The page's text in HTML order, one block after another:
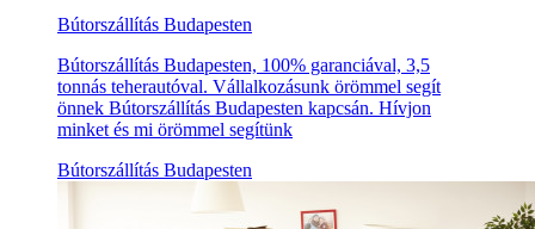
Bútorszállítás Budapesten
Bútorszállítás Budapesten, 100% garanciával, 3,5
tonnás teherautóval. Vállalkozásunk örömmel segít
önnek Bútorszállítás Budapesten kapcsán. Hívjon
minket és mi örömmel segítünk
Bútorszállítás Budapesten